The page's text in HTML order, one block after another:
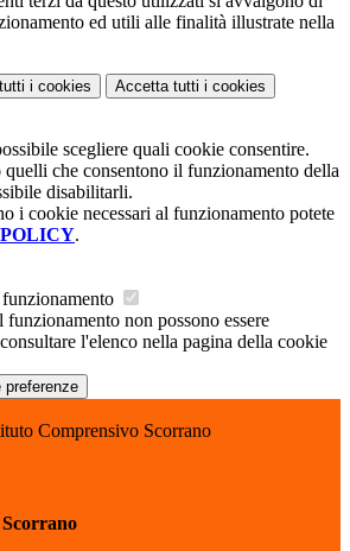
ed utili alle finalità illustrate nella
i cookies Accetta tutti i cookies
scegliere quali cookie consentire.
quelli che consentono il funzionamento della
disabilitarli.
i cookie necessari al funzionamento potete
.
non possono essere
l'elenco nella pagina della cookie
preferenze
Comprensivo Scorrano